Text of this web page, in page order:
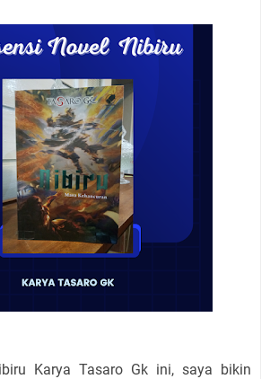
Karya Tasaro Gk ini, saya bikin